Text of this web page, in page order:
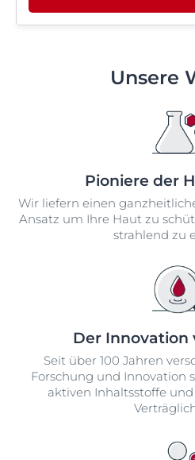
Unsere
Pioniere der
Wir liefern einen
Ansatz um Ihre Haut zu
strahlend zu
Der
Seit über 100 Jahren
Forschung und Innovation
aktiven Inhaltsstoffe